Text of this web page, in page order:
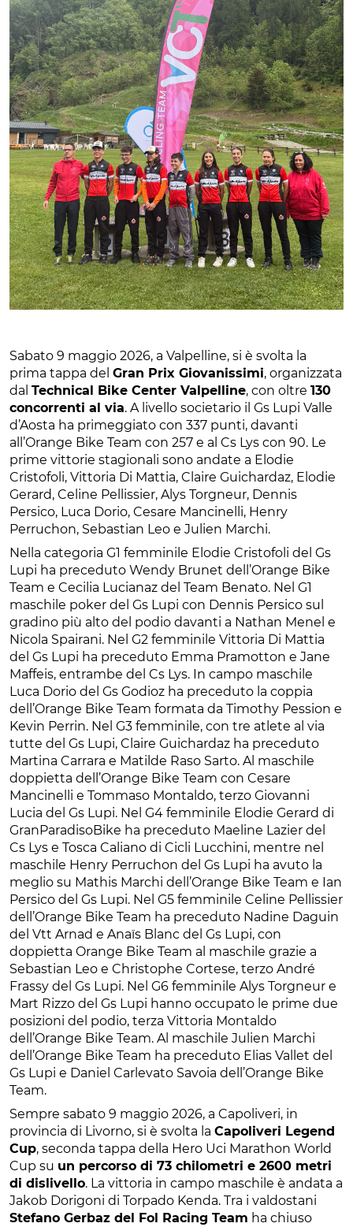
Sabato 9 maggio 2026, a Valpelline, si è svolta la
prima tappa del Gran Prix Giovanissimi, organizzata
dal Technical Bike Center Valpelline, con oltre 130
concorrenti al via. A livello societario il Gs Lupi Valle
d’Aosta ha primeggiato con 337 punti, davanti
all’Orange Bike Team con 257 e al Cs Lys con 90. Le
prime vittorie stagionali sono andate a Elodie
Cristofoli, Vittoria Di Mattia, Claire Guichardaz, Elodie
Gerard, Celine Pellissier, Alys Torgneur, Dennis
Persico, Luca Dorio, Cesare Mancinelli, Henry
Perruchon, Sebastian Leo e Julien Marchi.
Nella categoria G1 femminile Elodie Cristofoli del Gs
Lupi ha preceduto Wendy Brunet dell’Orange Bike
Team e Cecilia Lucianaz del Team Benato. Nel G1
maschile poker del Gs Lupi con Dennis Persico sul
gradino più alto del podio davanti a Nathan Menel e
Nicola Spairani. Nel G2 femminile Vittoria Di Mattia
del Gs Lupi ha preceduto Emma Pramotton e Jane
Maffeis, entrambe del Cs Lys. In campo maschile
Luca Dorio del Gs Godioz ha preceduto la coppia
dell’Orange Bike Team formata da Timothy Pession e
Kevin Perrin. Nel G3 femminile, con tre atlete al via
tutte del Gs Lupi, Claire Guichardaz ha preceduto
Martina Carrara e Matilde Raso Sarto. Al maschile
doppietta dell’Orange Bike Team con Cesare
Mancinelli e Tommaso Montaldo, terzo Giovanni
Lucia del Gs Lupi. Nel G4 femminile Elodie Gerard di
GranParadisoBike ha preceduto Maeline Lazier del
Cs Lys e Tosca Caliano di Cicli Lucchini, mentre nel
maschile Henry Perruchon del Gs Lupi ha avuto la
meglio su Mathis Marchi dell’Orange Bike Team e Ian
Persico del Gs Lupi. Nel G5 femminile Celine Pellissier
dell’Orange Bike Team ha preceduto Nadine Daguin
del Vtt Arnad e Anaïs Blanc del Gs Lupi, con
doppietta Orange Bike Team al maschile grazie a
Sebastian Leo e Christophe Cortese, terzo André
Frassy del Gs Lupi. Nel G6 femminile Alys Torgneur e
Mart Rizzo del Gs Lupi hanno occupato le prime due
posizioni del podio, terza Vittoria Montaldo
dell’Orange Bike Team. Al maschile Julien Marchi
dell’Orange Bike Team ha preceduto Elias Vallet del
Gs Lupi e Daniel Carlevato Savoia dell’Orange Bike
Team.
Sempre sabato 9 maggio 2026, a Capoliveri, in
provincia di Livorno, si è svolta la Capoliveri Legend
Cup, seconda tappa della Hero Uci Marathon World
Cup su un percorso di 73 chilometri e 2600 metri
di dislivello. La vittoria in campo maschile è andata a
Jakob Dorigoni di Torpado Kenda. Tra i valdostani
Stefano Gerbaz del Fol Racing Team ha chiuso